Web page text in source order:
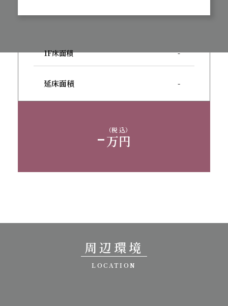
1F床面積 -
延床面積 -
-万円
（税 込）
周辺環境
LOCATION